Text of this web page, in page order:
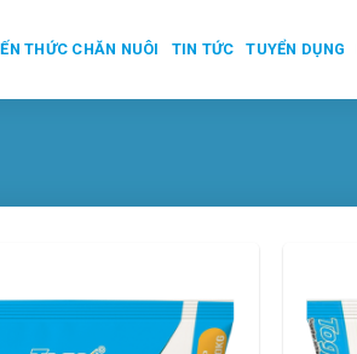
THỨC CHĂN NUÔI TIN TỨC TUYỂN DỤNG